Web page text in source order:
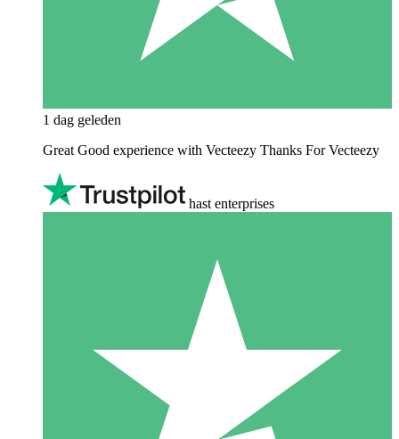
1 dag geleden
Great Good experience with Vecteezy Thanks For Vecteezy
hast enterprises